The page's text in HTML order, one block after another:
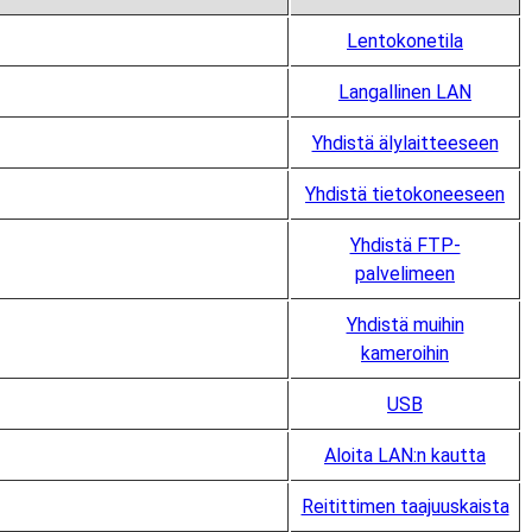
Lentokonetila
Langallinen LAN
Yhdistä älylaitteeseen
Yhdistä tietokoneeseen
Yhdistä FTP-
palvelimeen
Yhdistä muihin
kameroihin
USB
Aloita LAN:n kautta
Reitittimen taajuuskaista